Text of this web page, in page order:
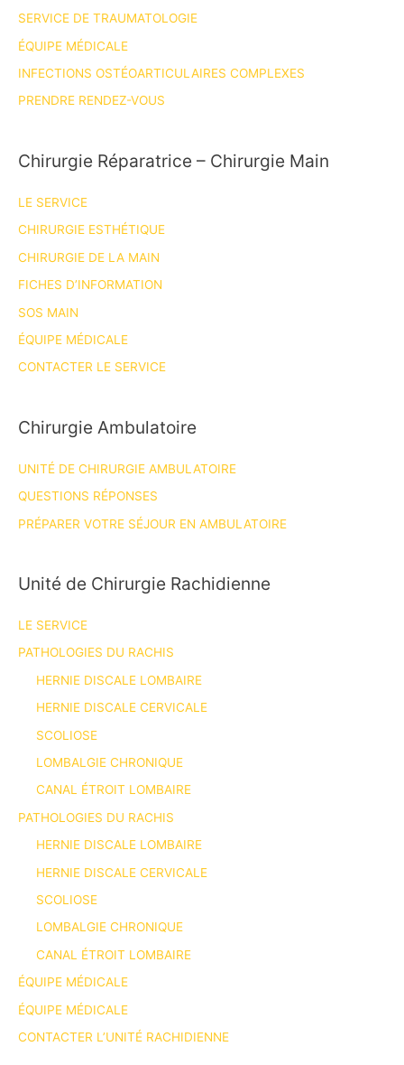
SERVICE DE TRAUMATOLOGIE
ÉQUIPE MÉDICALE
INFECTIONS OSTÉOARTICULAIRES COMPLEXES
PRENDRE RENDEZ-VOUS
Chirurgie Réparatrice – Chirurgie Main
LE SERVICE
CHIRURGIE ESTHÉTIQUE
CHIRURGIE DE LA MAIN
FICHES D’INFORMATION
SOS MAIN
ÉQUIPE MÉDICALE
CONTACTER LE SERVICE
Chirurgie Ambulatoire
UNITÉ DE CHIRURGIE AMBULATOIRE
QUESTIONS RÉPONSES
PRÉPARER VOTRE SÉJOUR EN AMBULATOIRE
Unité de Chirurgie Rachidienne
LE SERVICE
PATHOLOGIES DU RACHIS
HERNIE DISCALE LOMBAIRE
HERNIE DISCALE CERVICALE
SCOLIOSE
LOMBALGIE CHRONIQUE
CANAL ÉTROIT LOMBAIRE
PATHOLOGIES DU RACHIS
HERNIE DISCALE LOMBAIRE
HERNIE DISCALE CERVICALE
SCOLIOSE
LOMBALGIE CHRONIQUE
CANAL ÉTROIT LOMBAIRE
ÉQUIPE MÉDICALE
ÉQUIPE MÉDICALE
CONTACTER L’UNITÉ RACHIDIENNE